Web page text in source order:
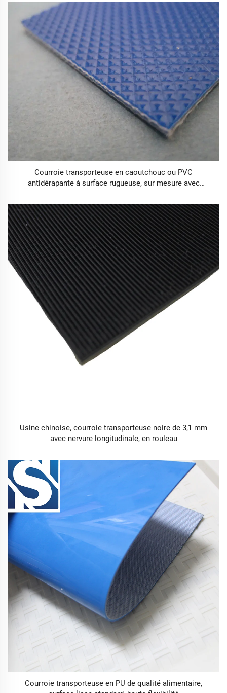
Courroie transporteuse en caoutchouc ou PVC
antidérapante à surface rugueuse, sur mesure avec
populaire
Usine chinoise, courroie transporteuse noire de 3,1 mm
avec nervure longitudinale, en rouleau
Courroie transporteuse en PU de qualité alimentaire,